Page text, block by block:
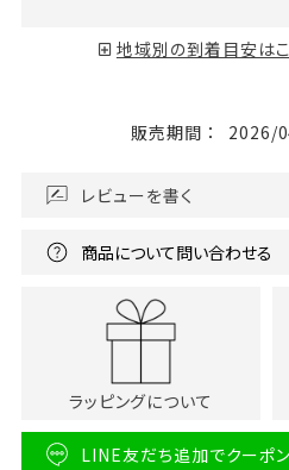
地域別の到着目安は
販売期間 2026/
レビューを書く
商品について問い合わせる
ラッピングについて
LINE友だち追加でクーポ